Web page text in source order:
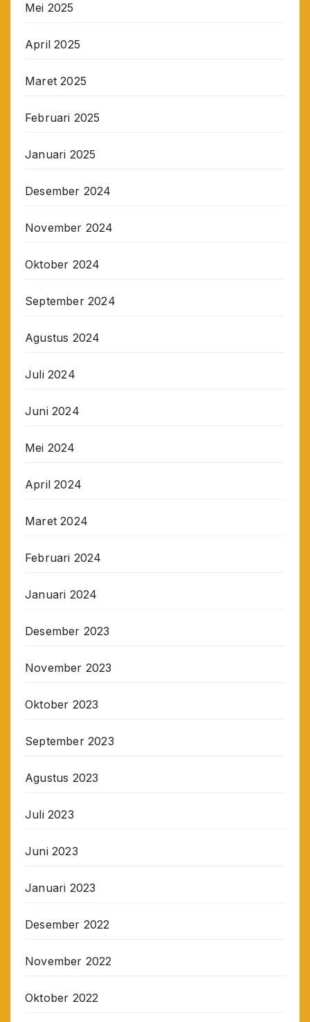
Mei 2025
April 2025
Maret 2025
Februari 2025
Januari 2025
Desember 2024
November 2024
Oktober 2024
September 2024
Agustus 2024
Juli 2024
Juni 2024
Mei 2024
April 2024
Maret 2024
Februari 2024
Januari 2024
Desember 2023
November 2023
Oktober 2023
September 2023
Agustus 2023
Juli 2023
Juni 2023
Januari 2023
Desember 2022
November 2022
Oktober 2022